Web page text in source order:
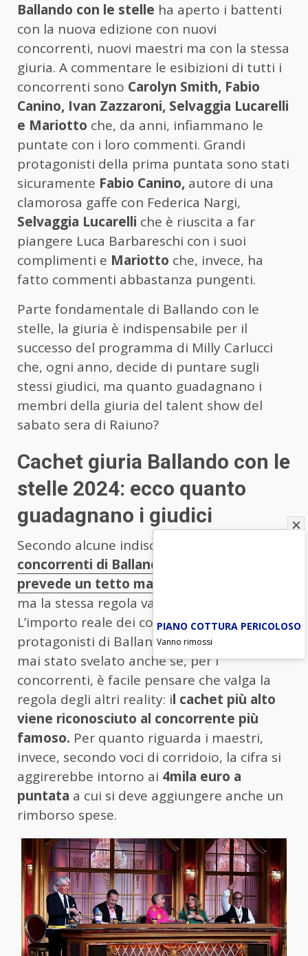
Ballando con le stelle ha aperto i battenti
con la nuova edizione con nuovi
concorrenti, nuovi maestri ma con la stessa
giuria. A commentare le esibizioni di tutti i
concorrenti sono Carolyn Smith, Fabio
Canino, Ivan Zazzaroni, Selvaggia Lucarelli
e Mariotto che, da anni, infiammano le
puntate con i loro commenti. Grandi
protagonisti della prima puntata sono stati
sicuramente Fabio Canino, autore di una
clamorosa gaffe con Federica Nargi,
Selvaggia Lucarelli che è riuscita a far
piangere Luca Barbareschi con i suoi
complimenti e Mariotto che, invece, ha
fatto commenti abbastanza pungenti.
Parte fondamentale di Ballando con le
stelle, la giuria è indispensabile per il
successo del programma di Milly Carlucci
che, ogni anno, decide di puntare sugli
stessi giudici, ma quanto guadagnano i
membri della giuria del talent show del
sabato sera di Raiuno?
Cachet giuria Ballando con le
stelle 2024: ecco quanto
guadagnano i giudici
Secondo alcune indiscrezioni, per i
concorrenti di Ballando con le stelle, la Rai
prevede un tetto massimo per il cachet
ma la stessa regola vale anche per i giudici?
L’importo reale dei compensi dei
protagonisti di Ballando con le stelle non è
mai stato svelato anche se, per i
concorrenti, è facile pensare che valga la
regola degli altri reality: il cachet più alto
viene riconosciuto al concorrente più
famoso. Per quanto riguarda i maestri,
invece, secondo voci di corridoio, la cifra si
aggirerebbe intorno ai 4mila euro a
puntata a cui si deve aggiungere anche un
rimborso spese.
PIANO COTTURA PERICOLOSO
Vanno rimossi